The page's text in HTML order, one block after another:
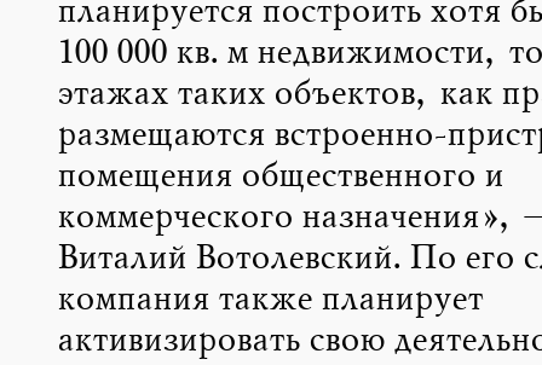
планируется построить хотя
100 000 кв. м недвижимости,
этажах таких объектов, как
размещаются встроенно-
помещения общественного и
коммерческого назначения»,
Виталий Вотолевский. По его
компания также планирует
активизировать свою